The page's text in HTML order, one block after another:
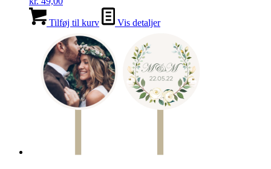
Tilføj til kurv Vis detaljer